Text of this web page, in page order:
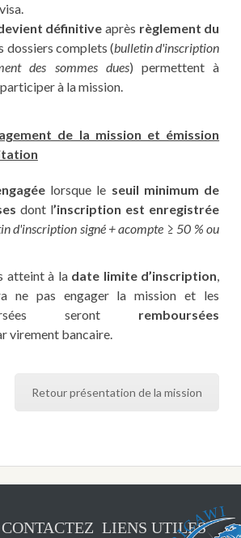
définitive après règlement du
dossiers complets (bulletin d'inscription
des sommes dues) permettent à
à la mission.
de la mission et émission
lorsque le seuil minimum de
dont l’inscription est enregistrée
d'inscription signé + acompte ≥ 50 % ou
atteint à la date limite d’inscription,
ne pas engager la mission et les
seront remboursées
virement bancaire.
Retour présentation de la mission
CONTACTEZ LIENS UTILES